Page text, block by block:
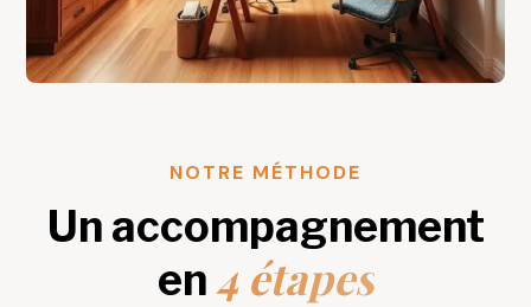
NOTRE MÉTHODE
Un accompagnement
en4 étapes